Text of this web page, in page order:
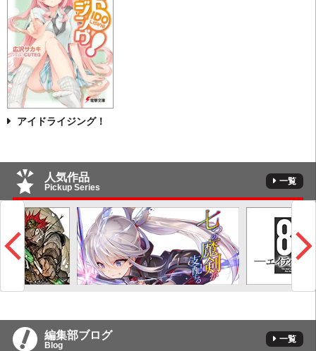
アイドライジング！
人気作品
Pickup Series
一覧
編集部ブログ
Blog
一覧